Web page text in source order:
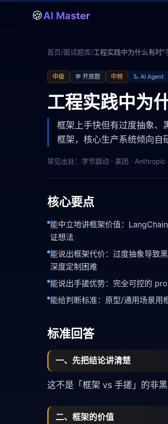
🍪AI Master
首页/面试题库/工程实践中为什么有时"
中级 💬 开放题 中频 🦾 AI Agent
工程实践中为
框架上手快但有过度抽象
框架，核心生产系统倾向自
常见出处： 字节跳动 · 美团 · Anthropic
核心要点
能中立地讲框架价值： LangChain
证想法
能说出框架代价：过度抽象导致
深度定制困难
能说出手搓优势：完全可控的
能给判断标准：原型/通用场景用
标准回答
一、先把结论讲清楚
这不是「框架 vs 手搓」的非
二、框架的价值